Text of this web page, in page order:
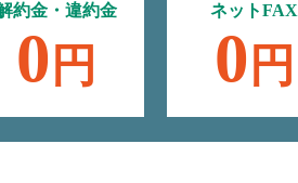
約金・違約金
0 円
ネットFAX
0 円